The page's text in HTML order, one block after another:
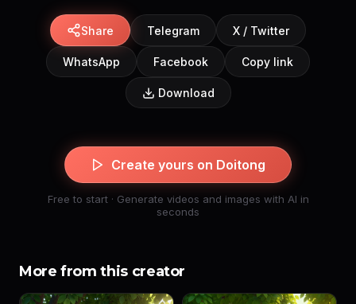
Share Telegram X / Twitter
WhatsApp Facebook Copy link
Download
Create yours on Doitong
Free to start · Generate videos and images with AI in
seconds
More from this creator